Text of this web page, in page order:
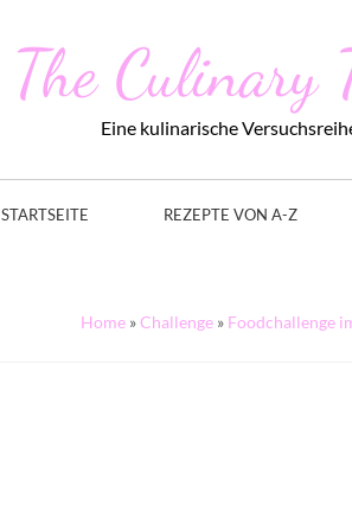
The Culinary
Eine kulinarische
STARTSEITE REZEPTE VON A-Z
Home »Challenge » Foodchallenge